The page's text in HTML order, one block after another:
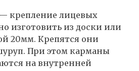
крепление лицевых
изготовить из доски или
20мм. Крепятся они
При этом карманы
на внутренней